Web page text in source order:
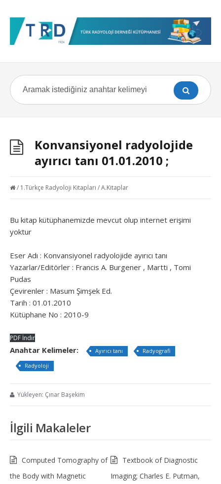
Konvansiyonel radyolojide
ayırıcı tanı 01.01.2010 ;
/ 1.Türkçe Radyoloji Kitapları /A.Kitaplar
Bu kitap kütüphanemizde mevcut olup internet erişimi
yoktur
Eser Adı : Konvansiyonel radyolojide ayırıcı tanı
Yazarlar/Editörler : Francis A. Burgener , Martti , Tomi
Pudas
Çevirenler : Masum Şimşek Ed.
Tarih : 01.01.2010
Kütüphane No : 2010-9
PDF İndir
Anahtar Kelimeler: Ayırıcı tanı
Radyografi
Radyoloji
Yükleyen: Çınar Başekim
İlgili Makaleler
Computed Tomography of
the Body with Magnetic
Textbook of Diagnostic
Imaging; Charles E. Putman,